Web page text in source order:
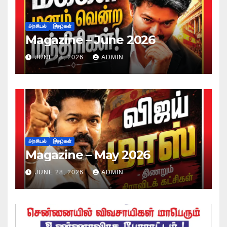
அரசியல் இதழ்கள்
Magazine – June 2026
JUNE 28, 2026 ADMIN
அரசியல் இதழ்கள்
Magazine – May 2026
JUNE 28, 2026 ADMIN